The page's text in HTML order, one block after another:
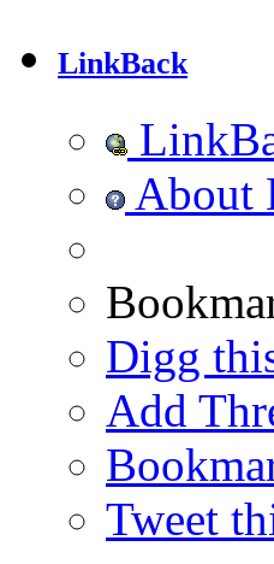
LinkBack
About
Digg
Add
Tweet